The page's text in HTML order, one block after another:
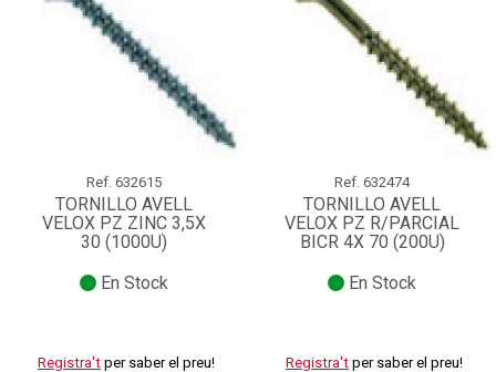
Ref. 632615
TORNILLO AVELL
VELOX PZ ZINC 3,5X
30 (1000U)
En Stock
Registra't per saber el preu!
Ref. 632474
TORNILLO AVELL
VELOX PZ R/PARCIAL
BICR 4X 70 (200U)
En Stock
Registra't per saber el preu!